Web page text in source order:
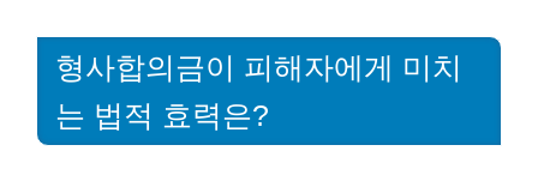
형사합의금이 피해자에게 미치
는 법적 효력은?